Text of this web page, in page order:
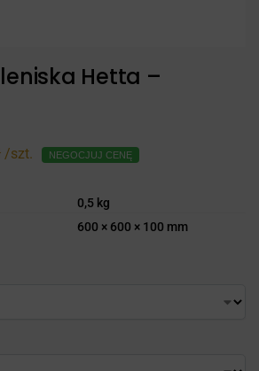
Hetta –
/szt. NEGOCJUJ CENĘ
0,5 kg
600 × 600 × 100 mm